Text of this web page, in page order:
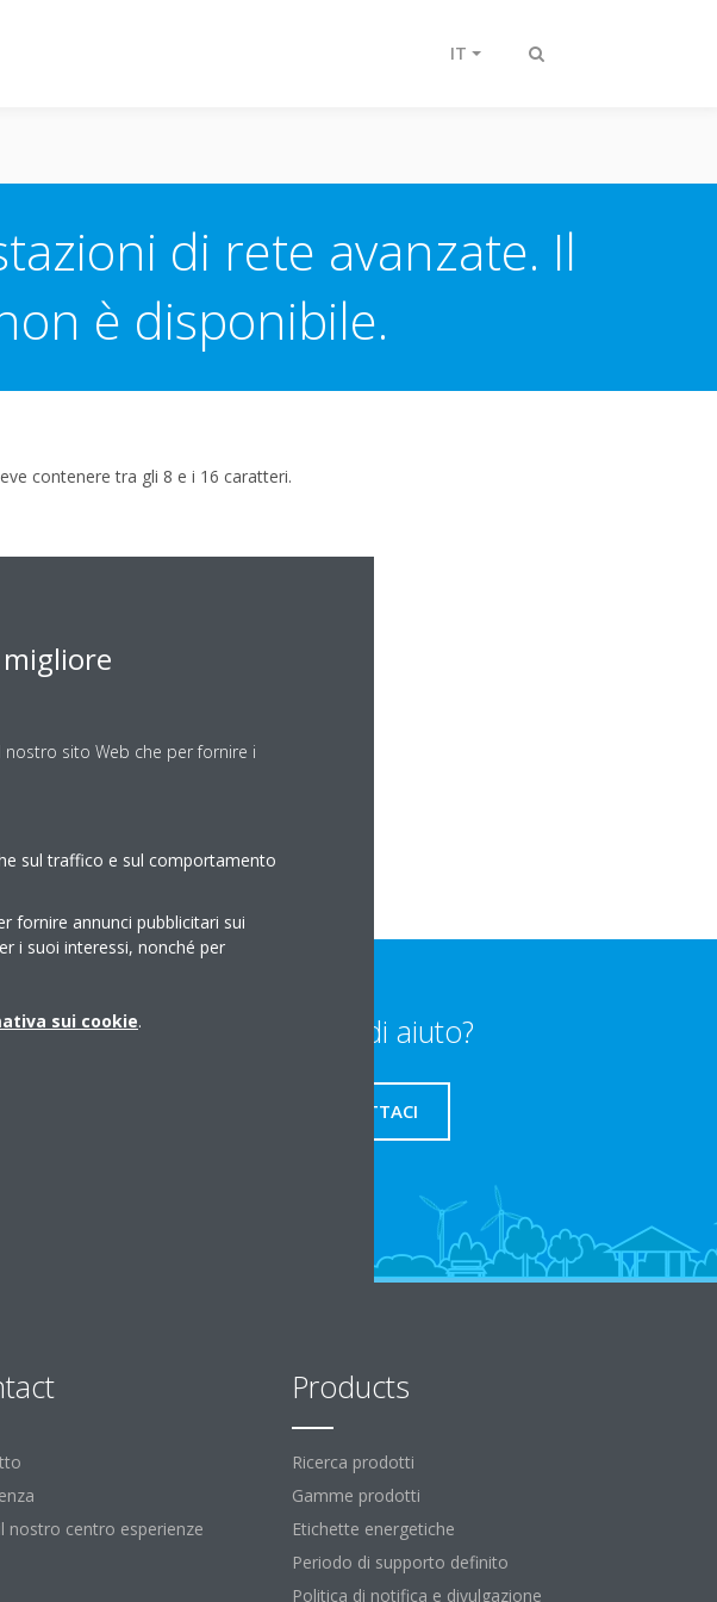
Attiva/disattiva
IT
di rete avanzate. Il
è disponibile.
contenere tra gli 8 e i 16 caratteri.
Bisogno di aiuto?
CONTATTACI
nostro centro esperienze
Products
Ricerca prodotti
Gamme prodotti
Etichette energetiche
Periodo di supporto definito
Politica di notifica e divulgazione
nostro sito Web che per fornire i
sul traffico e sul comportamento
fornire annunci pubblicitari sui
i suoi interessi, nonché per
sui cookie.